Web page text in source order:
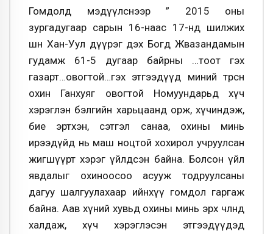
Гомдолд мэдүүлснээр ” 2015 оны
зургадугаар сарын 16-наас 17-нд шилжих
шөнө Хан-Уул дүүрэг дэх Богд Жвазандамын
гудамж 61-5 дугаар байрны …тоот гэх
газарт…овогтой…гэх этгээдүүд миний төрсөн
охин Ганхуяг овогтой Номуундарьд хүч
хэрэглэн бэлгийн харьцаанд орж, хүчиндэж,
бие эртхэн, сэтгэл санаа, охины минь
ирээдүйд нь маш ноцтой хохирол учруулсан
жигшүүрт хэрэг үйлдсэн байна. Болсон үйл
явдалыг охиноосоо асууж тодруулсаны
дагуу шалгуулахаар ийнхүү гомдол гаргаж
байна. Аав хүний хувьд охины минь эрх чөлөөнд
халдаж, хүч хэрэглэсэн этгээдүүдэд